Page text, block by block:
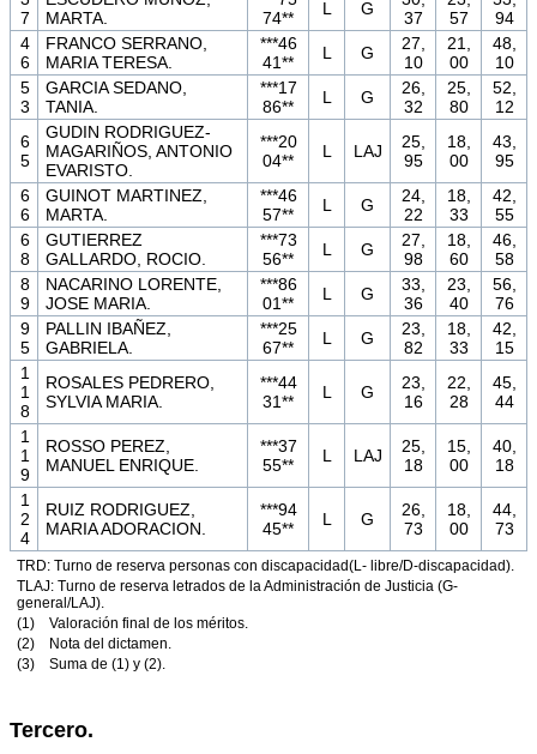
7
MARTA.
74**
L G
37
57
94
4
6
FRANCO SERRANO,
MARIA TERESA.
***46
41**
L G
27,
10
21,
00
48,
10
5
3
GARCIA SEDANO,
TANIA.
***17
86**
L G
26,
32
25,
80
52,
12
6
5
GUDIN RODRIGUEZ-
MAGARIÑOS, ANTONIO
EVARISTO.
***20
04**
L LAJ
25,
95
18,
00
43,
95
6
6
GUINOT MARTINEZ,
MARTA.
***46
57**
L G
24,
22
18,
33
42,
55
6
8
GUTIERREZ
GALLARDO, ROCIO.
***73
56**
L G
27,
98
18,
60
46,
58
8
9
NACARINO LORENTE,
JOSE MARIA.
***86
01**
L G
33,
36
23,
40
56,
76
9
5
PALLIN IBAÑEZ,
GABRIELA.
***25
67**
L G
23,
82
18,
33
42,
15
1
1
8
ROSALES PEDRERO,
SYLVIA MARIA.
***44
31**
L G
23,
16
22,
28
45,
44
1
1
9
ROSSO PEREZ,
MANUEL ENRIQUE.
***37
55**
L LAJ
25,
18
15,
00
40,
18
1
2
4
RUIZ RODRIGUEZ,
MARIA ADORACION.
***94
45**
L G
26,
73
18,
00
44,
73
TRD: Turno de reserva personas con discapacidad(L- libre/D-discapacidad).
TLAJ: Turno de reserva letrados de la Administración de Justicia (G-
general/LAJ).
(1) Valoración final de los méritos.
(2) Nota del dictamen.
(3) Suma de (1) y (2).
Tercero.